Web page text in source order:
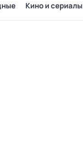
Кино и сериалы